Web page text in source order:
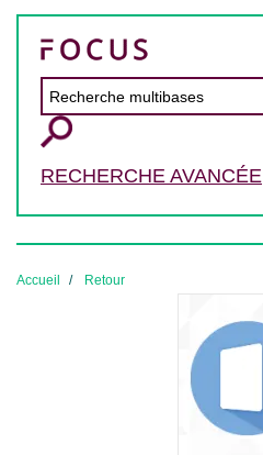
RECHERCHE AVANCÉE
Accueil Retour